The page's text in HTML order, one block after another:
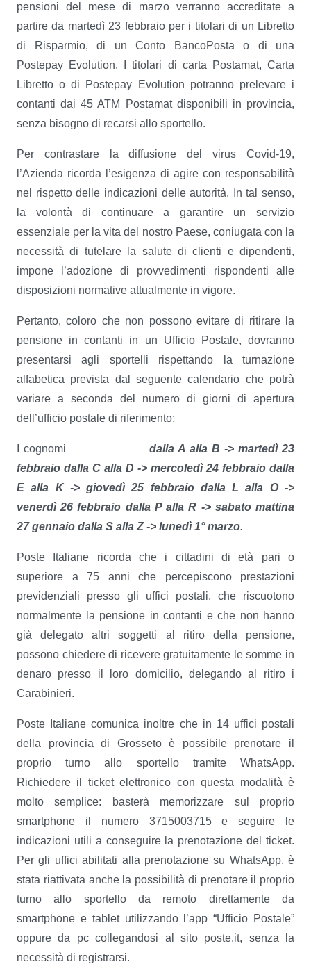
pensioni del mese di marzo verranno accreditate a
partire da martedì 23 febbraio per i titolari di un Libretto
di Risparmio, di un Conto BancoPosta o di una
Postepay Evolution. I titolari di carta Postamat, Carta
Libretto o di Postepay Evolution potranno prelevare i
contanti dai 45 ATM Postamat disponibili in provincia,
senza bisogno di recarsi allo sportello.
Per contrastare la diffusione del virus Covid-19,
l’Azienda ricorda l’esigenza di agire con responsabilità
nel rispetto delle indicazioni delle autorità. In tal senso,
la volontà di continuare a garantire un servizio
essenziale per la vita del nostro Paese, coniugata con la
necessità di tutelare la salute di clienti e dipendenti,
impone l’adozione di provvedimenti rispondenti alle
disposizioni normative attualmente in vigore.
Pertanto, coloro che non possono evitare di ritirare la
pensione in contanti in un Ufficio Postale, dovranno
presentarsi agli sportelli rispettando la turnazione
alfabetica prevista dal seguente calendario che potrà
variare a seconda del numero di giorni di apertura
dell’ufficio postale di riferimento:
I cognomi dalla A alla B -> martedì 23
febbraio dalla C alla D -> mercoledì 24 febbraio dalla
E alla K -> giovedì 25 febbraio dalla L alla O ->
venerdì 26 febbraio dalla P alla R -> sabato mattina
27 gennaio dalla S alla Z -> lunedì 1° marzo.
Poste Italiane ricorda che i cittadini di età pari o
superiore a 75 anni che percepiscono prestazioni
previdenziali presso gli uffici postali, che riscuotono
normalmente la pensione in contanti e che non hanno
già delegato altri soggetti al ritiro della pensione,
possono chiedere di ricevere gratuitamente le somme in
denaro presso il loro domicilio, delegando al ritiro i
Carabinieri.
Poste Italiane comunica inoltre che in 14 uffici postali
della provincia di Grosseto è possibile prenotare il
proprio turno allo sportello tramite WhatsApp.
Richiedere il ticket elettronico con questa modalità è
molto semplice: basterà memorizzare sul proprio
smartphone il numero 3715003715 e seguire le
indicazioni utili a conseguire la prenotazione del ticket.
Per gli uffici abilitati alla prenotazione su WhatsApp, è
stata riattivata anche la possibilità di prenotare il proprio
turno allo sportello da remoto direttamente da
smartphone e tablet utilizzando l’app “Ufficio Postale”
oppure da pc collegandosi al sito poste.it, senza la
necessità di registrarsi.